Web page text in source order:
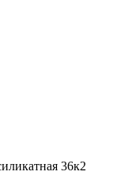
36к2